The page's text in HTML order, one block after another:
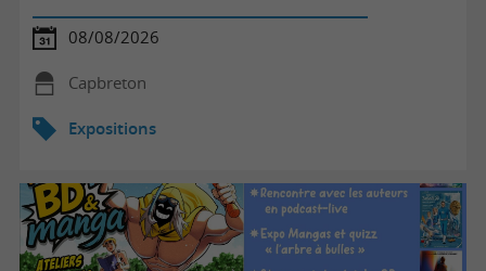
08/08/2026
Capbreton
Expositions